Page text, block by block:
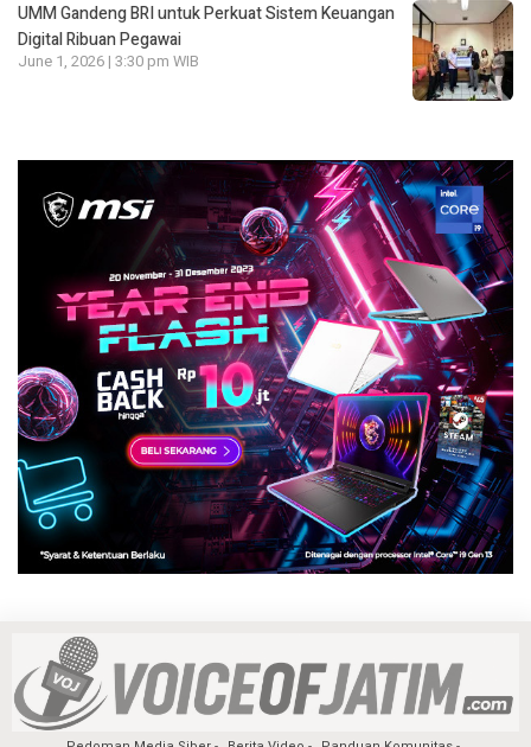
UMM Gandeng BRI untuk Perkuat Sistem Keuangan
Digital Ribuan Pegawai
June 1, 2026 | 3:30 pm WIB